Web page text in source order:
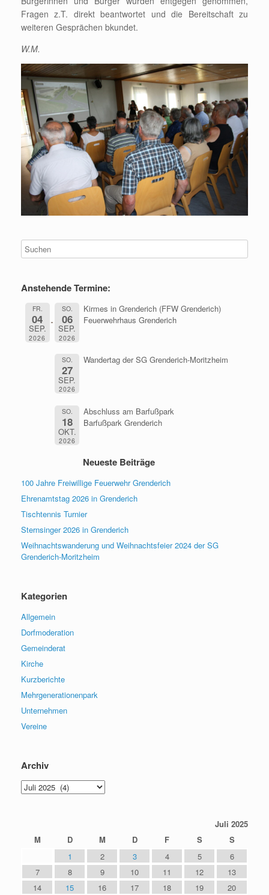
Fragen z.T. direkt beantwortet und die Bereitschaft zu
weiteren Gesprächen bkundet.
W.M.
Anstehende Termine:
FR.
04
SEP.
2026
SO.
06
SEP.
2026
Kirmes in Grenderich (FFW Grenderich)
Feuerwehrhaus Grenderich
SO.
27
SEP.
2026
Wandertag der SG Grenderich-Moritzheim
SO.
18
OKT.
2026
Abschluss am Barfußpark
Barfußpark Grenderich
Neueste Beiträge
100 Jahre Freiwillige Feuerwehr Grenderich
Ehrenamtstag 2026 in Grenderich
Tischtennis Turnier
Sternsinger 2026 in Grenderich
Weihnachtswanderung und Weihnachtsfeier 2024 der SG
Grenderich-Moritzheim
Kategorien
Allgemein
Dorfmoderation
Gemeinderat
Kirche
Kurzberichte
Mehrgenerationenpark
Unternehmen
Vereine
Archiv
Archiv
Juli 2025
M
D M D F S
S
1
2 3 4 5
6
7
8 9 10 11 12
13
14
15 16 17 18 19 20